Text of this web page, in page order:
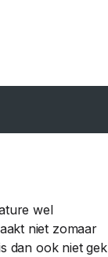
wel
niet zomaar
dan ook niet gek